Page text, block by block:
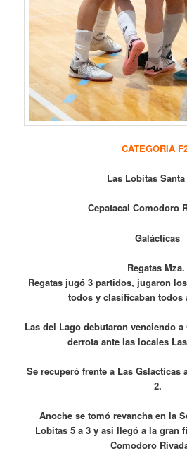
CATEGORIA
Las Lobitas Santa
Cepatacal Comodoro
Galácticas
Regatas Mza.
Regatas jugó 3 partidos, jugaron
todos y clasificaban todos
Las del Lago debutaron venciendo a
derrota ante las locales
Se recuperó frente a Las Gslacticas
2.
Anoche se tomó revancha en la
Lobitas 5 a 3 y asi llegó a la gran
Comodoro